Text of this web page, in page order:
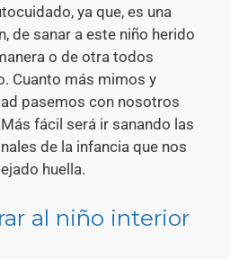
ya que, es una
de sanar a este niño herido
o de otra todos
Cuanto más mimos y
pasemos con nosotros
fácil será ir sanando las
de la infancia que nos
huella.
al niño interior